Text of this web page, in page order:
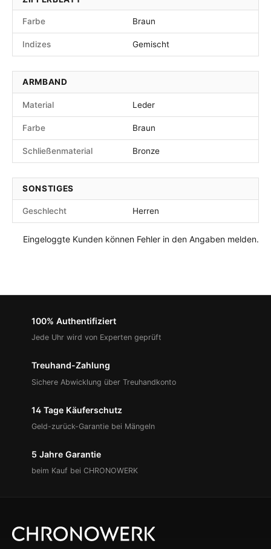
Farbe Braun
Indizes Gemischt
ARMBAND
Material Leder
Farbe Braun
Schließenmaterial Bronze
SONSTIGES
Geschlecht Herren
Eingeloggte Kunden können Fehler in den Angaben melden.
100% Authentifiziert
Jede Uhr wird von Experten geprüft
Treuhand-Zahlung
Sichere Abwicklung über Treuhandkonto
14 Tage Käuferschutz
Geld-zurück-Garantie bei Mängeln
5 Jahre Garantie
beim Kauf bei CHRONOWERK